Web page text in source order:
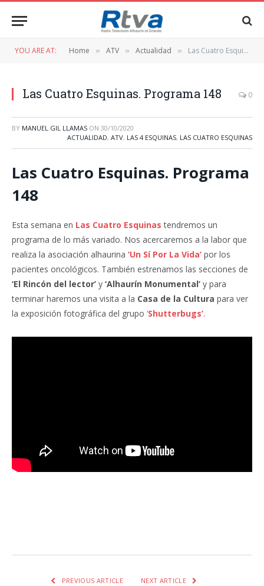
YOU ARE AT: Home » ATV » Actualidad » Las Cuatro Esquinas. Programa 148
Las Cuatro Esquinas. Programa 148 0
BY MANUEL GIL LLAMAS ON 30/10/2020
ACTUALIDAD, ATV, LAS 4 ESQUINAS, LAS CUATRO ESQUINAS
Las Cuatro Esquinas. Programa
148
Esta semana en Las Cuatro Esquinas tendremos un
programa de lo más variado. Nos acercaremos a la labor que
realiza la asociación alhaurina ‘Un Sí Por La Vida’ por los
pacientes oncológicos. También estrenamos las secciones de
‘El Rincón del lector’ y ‘Alhaurín Monumental’ y para
terminar haremos una visita a la Casa de la Cultura para ver
la exposición fotográfica del grupo ‘Shutterbugs’.
PREVIOUS ARTICLE NEXT ARTICLE